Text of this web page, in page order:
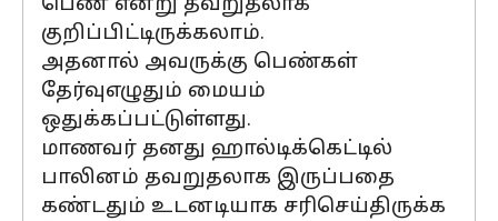
குறிப்பிட்டிருக்கலாம்.
அதனால் அவருக்கு பெண்கள்
தேர்வுஎழுதும் மையம்
ஒதுக்கப்பட்டுள்ளது.
மாணவர் தனது ஹால்டிக்கெட்டில்
பாலினம் தவறுதலாக இருப்பதை
கண்டதும் உடனடியாக சரிசெய்திருக்க